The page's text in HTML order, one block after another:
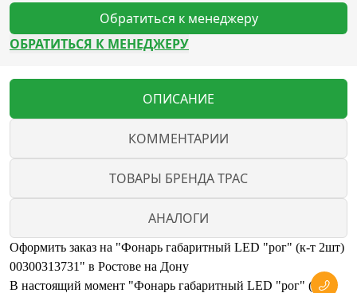
Обратиться к менеджеру
ОБРАТИТЬСЯ К МЕНЕДЖЕРУ
ОПИСАНИЕ
КОММЕНТАРИИ
ТОВАРЫ БРЕНДА ТРАС
АНАЛОГИ
Оформить заказ на "Фонарь габаритный LED "рог" (к-т 2шт)
00300313731" в Ростове на Дону
В настоящий момент "Фонарь габаритный LED "рог" (к-т